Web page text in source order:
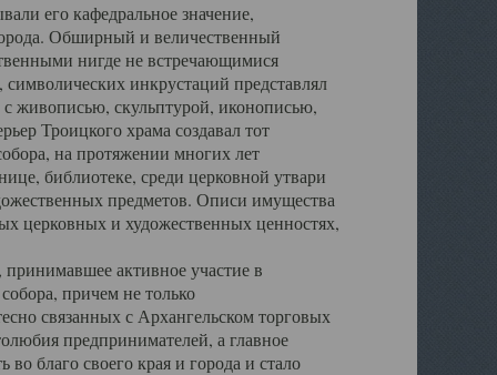
его кафедральное значение,
Обширный и величественный
нигде не встречающимися
инкрустаций представлял
живописью, скульптурой, иконописью,
Троицкого храма создавал тот
на протяжении многих лет
библиотеке, среди церковной утвари
предметов. Описи имущества
церковных и художественных ценностях,
принимавшее активное участие в
причем не только
связанных с Архангельском торговых
предпринимателей, а главное
благо своего края и города и стало